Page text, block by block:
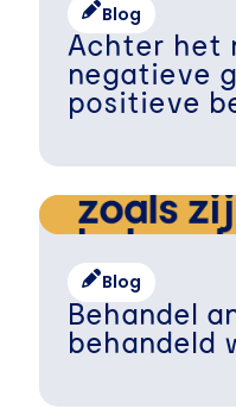
Blog
Achter het
negatieve
positieve
Blog
Behandel
behandeld